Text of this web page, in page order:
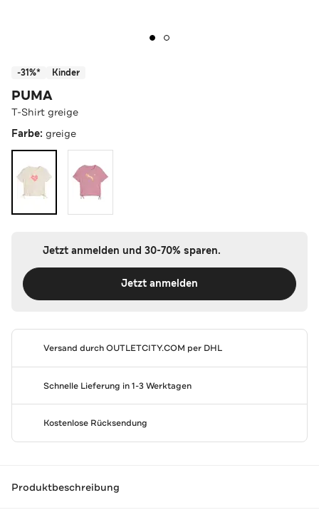
-31%* Kinder
PUMA
T-Shirt greige
Farbe: greige
Jetzt anmelden und 30-70% sparen.
Jetzt anmelden
Versand durchOUTLETCITY.COM per DHL
Schnelle Lieferung in 1-3 Werktagen
Kostenlose Rücksendung
Produktbeschreibung